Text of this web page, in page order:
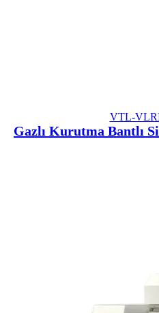
VTL-
Gazlı Kurutma Bantlı